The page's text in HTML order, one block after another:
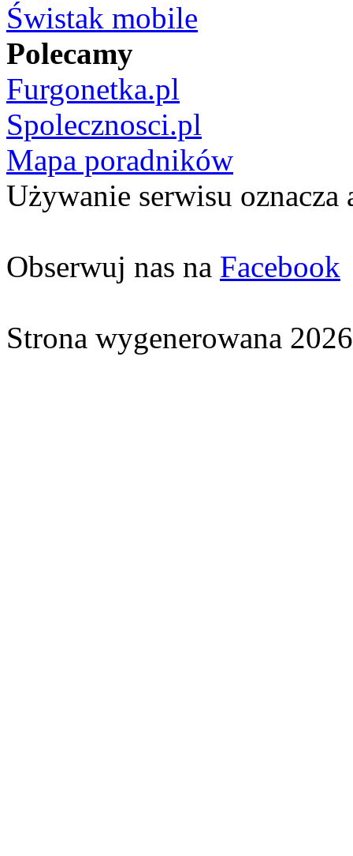
Świstak mobile
Polecamy
Furgonetka.pl
Spolecznosci.pl
Mapa poradników
Używanie serwisu oznacza
Obserwuj nas na Facebook
Strona wygenerowana